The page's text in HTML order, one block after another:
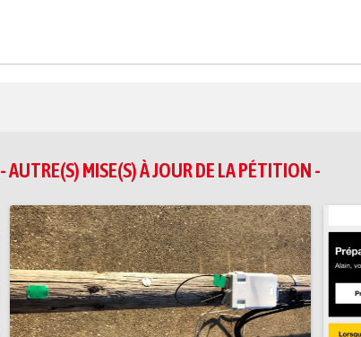
- AUTRE(S) MISE(S) À JOUR DE LA PÉTITION -